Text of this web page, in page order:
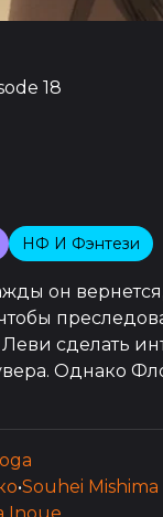
18
НФ И Фэнтези
он
сделать
Однако
•Souhei Mishima